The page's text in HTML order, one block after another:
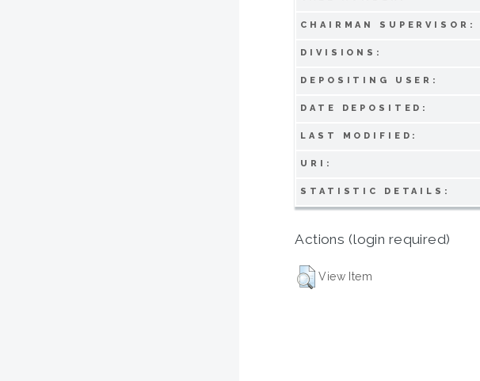
CHAIRMAN SUPERVISOR:
DIVISIONS:
DEPOSITING USER:
DATE DEPOSITED:
LAST MODIFIED:
URI:
STATISTIC DETAILS:
Actions (login required)
View Item